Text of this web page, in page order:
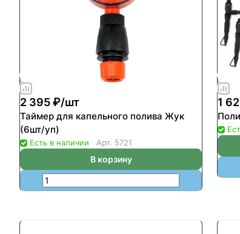
2 395 ₽/шт
Таймер для капельного полива Жук
(6шт/уп)
Есть в наличии Арт. 5721
В корзину
1